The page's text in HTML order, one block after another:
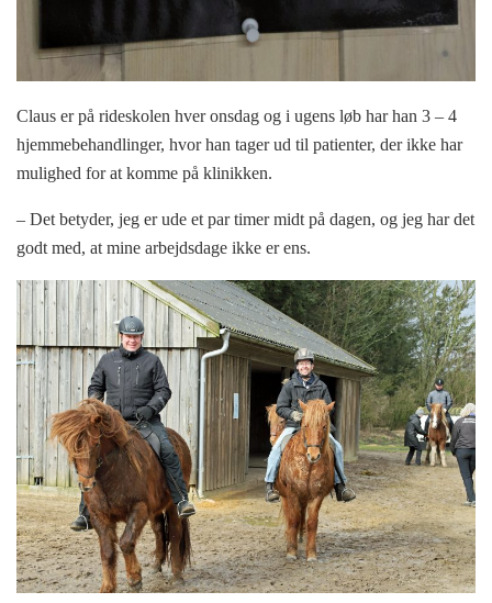
Claus er på rideskolen hver onsdag og i ugens løb har han 3 – 4
hjemmebehandlinger, hvor han tager ud til patienter, der ikke har
mulighed for at komme på klinikken.
– Det betyder, jeg er ude et par timer midt på dagen, og jeg har det
godt med, at mine arbejdsdage ikke er ens.